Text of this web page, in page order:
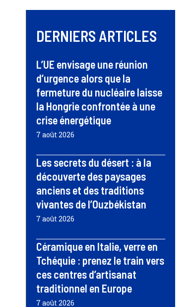
DERNIERS ARTICLES
L’UE envisage une réunion
d’urgence alors que la
fermeture du nucléaire laisse
la Hongrie confrontée à une
crise énergétique
7 août 2026
Les secrets du désert : à la
découverte des paysages
anciens et des traditions
vivantes de l’Ouzbékistan
7 août 2026
Céramique en Italie, verre en
Tchéquie : prenez le train vers
ces centres d’artisanat
traditionnel en Europe
7 août 2026